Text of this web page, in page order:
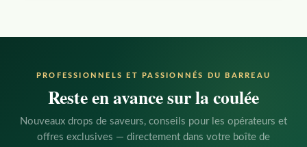
PROFESSIONNELS ET PASSIONNÉS DU BARREAU
Reste en avance sur la coulée
Nouveaux drops de saveurs, conseils pour les opérateurs et
offres exclusives — directement dans votre boîte de